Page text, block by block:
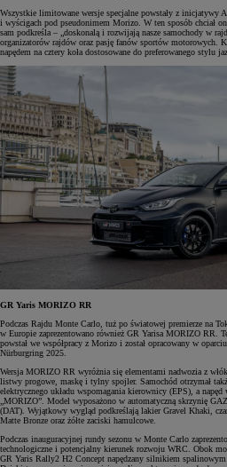
Wszystkie limitowane wersje specjalne powstały z inicjatywy
i wyścigach pod pseudonimem Morizo. W ten sposób chciał
sam podkreśla – „doskonalą i rozwijają nasze samochody w
organizatorów rajdów oraz pasję fanów sportów motorowych.
napędem na cztery koła dostosowane do preferowanego stylu
GR Yaris MORIZO RR
Podczas Rajdu Monte Carlo, tuż po światowej premierze na
w Europie zaprezentowano również GR Yarisa MORIZO RR.
powstał we współpracy z Morizo i został opracowany w
Nürburgring 2025.
Wersja MORIZO RR wyróżnia się elementami nadwozia z
listwy progowe, maskę i tylny spojler. Samochód otrzymał
elektrycznego układu wspomagania kierownicy (EPS), a
„MORIZO”. Model wyposażono w automatyczną skrzynię
(DAT). Wyjątkowy wygląd podkreślają lakier Gravel Khaki,
Matte Bronze oraz żółte zaciski hamulcowe.
Podczas inauguracyjnej rundy sezonu w Monte Carlo
technologiczne i potencjalny kierunek rozwoju WRC. Obok
GR Yaris Rally2 H2 Concept napędzany silnikiem